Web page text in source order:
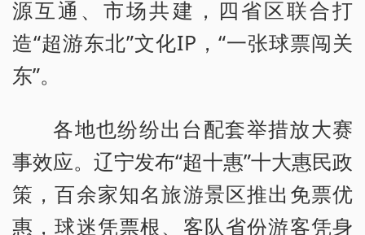
源互通、市场共建，四省区联合打
造“超游东北”文化IP，“一张球票闯关
东”。
各地也纷纷出台配套举措放大赛
事效应。辽宁发布“超十惠”十大惠民政
策，百余家知名旅游景区推出免票优
惠，球迷凭票根、客队省份游客凭身